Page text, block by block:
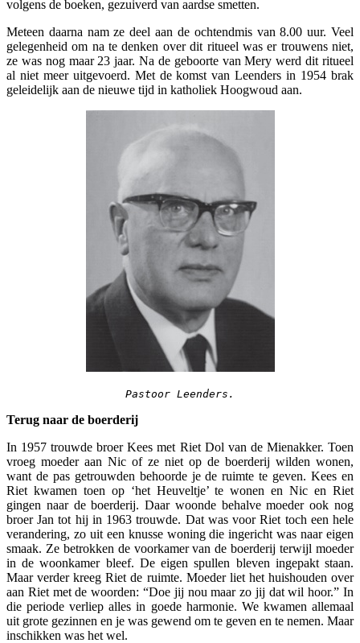
volgens de boeken, gezuiverd van aardse smetten.
Meteen daarna nam ze deel aan de ochtendmis van 8.00 uur. Veel
gelegenheid om na te denken over dit ritueel was er trouwens niet,
ze was nog maar 23 jaar. Na de geboorte van Mery werd dit ritueel
al niet meer uitgevoerd. Met de komst van Leenders in 1954 brak
geleidelijk aan de nieuwe tijd in katholiek Hoogwoud aan.
Pastoor Leenders.
Terug naar de boerderij
In 1957 trouwde broer Kees met Riet Dol van de Mienakker. Toen
vroeg moeder aan Nic of ze niet op de boerderij wilden wonen,
want de pas getrouwden behoorde je de ruimte te geven. Kees en
Riet kwamen toen op ‘het Heuveltje’ te wonen en Nic en Riet
gingen naar de boerderij. Daar woonde behalve moeder ook nog
broer Jan tot hij in 1963 trouwde. Dat was voor Riet toch een hele
verandering, zo uit een knusse woning die ingericht was naar eigen
smaak. Ze betrokken de voorkamer van de boerderij terwijl moeder
in de woonkamer bleef. De eigen spullen bleven ingepakt staan.
Maar verder kreeg Riet de ruimte. Moeder liet het huishouden over
aan Riet met de woorden: “Doe jij nou maar zo jij dat wil hoor.” In
die periode verliep alles in goede harmonie. We kwamen allemaal
uit grote gezinnen en je was gewend om te geven en te nemen. Maar
inschikken was het wel.